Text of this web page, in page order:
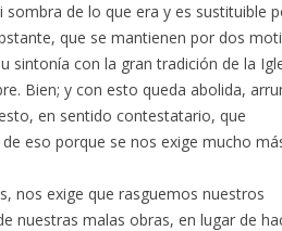
sombra de lo que era y es sustituible
que se mantienen por dos
sintonía con la gran tradición de la
Bien; y con esto queda abolida,
en sentido contestatario, que
eso porque se nos exige mucho
nos exige que rasguemos nuestros
nuestras malas obras, en lugar de